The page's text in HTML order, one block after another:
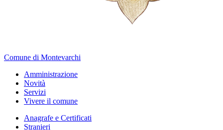
Comune di Montevarchi
Amministrazione
Novità
Servizi
Vivere il comune
Anagrafe e Certificati
Stranieri